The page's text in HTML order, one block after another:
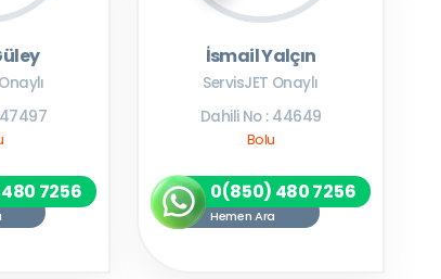
7256
İsmail Yalçın
ServisJET Onaylı
Dahili No : 44649
Bolu
0(850) 480 7256
Hemen Ara